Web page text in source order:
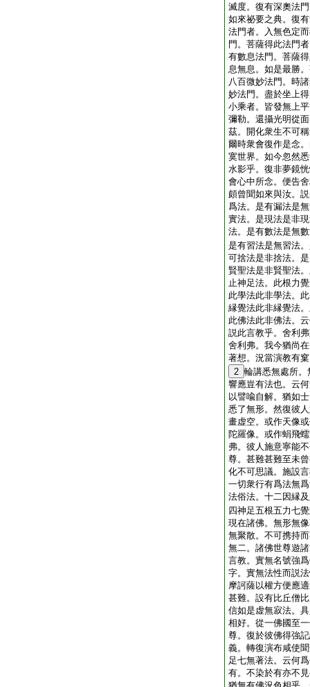
滅度。復有深奧法
如來祕要之典。復
法門者。入無色定
門。菩薩得此法門
有數息法門。菩薩
息無息。如是最勝
八百微妙法門。時
妙法門。盡於坐上
小乘者。皆發無上
彌勒。還攝光明從
茲。開化衆生不可
爾時衆會復作是念
寞世界。如今忽然
水影乎。復非夢鏡
會心中所念。便告
頗曾聞如來與汝。
爲法。是有漏法是
實法。是現法是非
法。是有數法是無
是有習法是無習法
可捨法是非捨法。
賢聖法是非賢聖法
止神足法。此根力
此學法此非學法。
縁覺法此非縁覺法
此佛法此非佛法。
説此言教乎。舍利
舍利弗。我今猶尚
著想。況當演教有
2 輪講悉無處所
響應豈有法也。云
以譬喩自解。猶如
悉了無形。然復彼
畫虚空。或作天像
陀羅像。或作蜎飛
弗。彼人施意寧能
尊。甚難甚難至未
化不可思議。施設
一切衆行有爲法無
法俗法。十二因縁
四神足五根五力七
現在諸佛。無形無
無聚散。不可携持
無二。諸佛世尊遊
言教。實無名號強
字。實無法性而説
摩訶薩以權方便應
甚難。設有比丘僧
信如是虚無寂法。
相好。從一佛國至
尊。復於彼佛得強
義。轉復演布咸使
足七無著法。云何
有。不染於有亦不